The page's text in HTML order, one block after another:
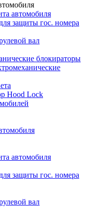
автомобиля
защиты гос. номера
вал
блокираторы
Hood Lock
автомобиля
защиты гос. номера
вал